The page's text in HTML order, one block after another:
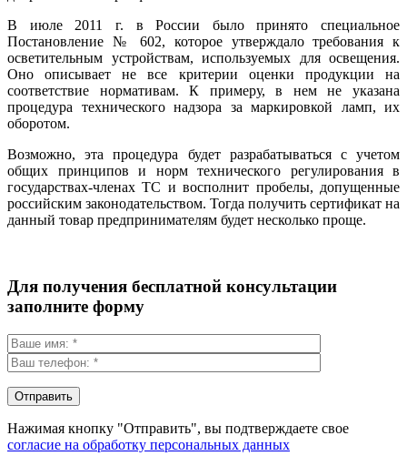
В июле 2011 г. в России было принято специальное
Постановление № 602, которое утверждало требования к
осветительным устройствам, используемых для освещения.
Оно описывает не все критерии оценки продукции на
соответствие нормативам. К примеру, в нем не указана
процедура технического надзора за маркировкой ламп, их
оборотом.
Возможно, эта процедура будет разрабатываться с учетом
общих принципов и норм технического регулирования в
государствах-членах ТС и восполнит пробелы, допущенные
российским законодательством. Тогда получить сертификат на
данный товар предпринимателям будет несколько проще.
Для получения бесплатной консультации
заполните форму
Нажимая кнопку "Отправить", вы подтверждаете свое
согласие на обработку персональных данных